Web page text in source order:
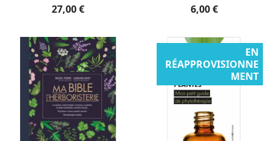
27,00 € 6,00 €
EN
RÉAPPROVISIONNE
MENT